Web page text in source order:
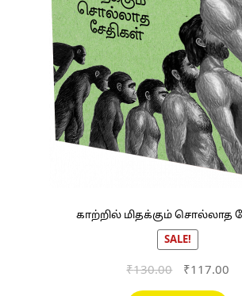
காற்றில் மிதக்கும் சொல்லாத
SALE!
₹130.00
Original
₹117.00